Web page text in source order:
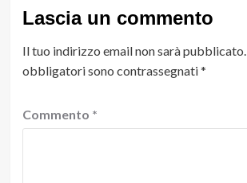
Lascia un commento
Il tuo indirizzo email non sarà pubblicato.
obbligatori sono contrassegnati*
Commento *